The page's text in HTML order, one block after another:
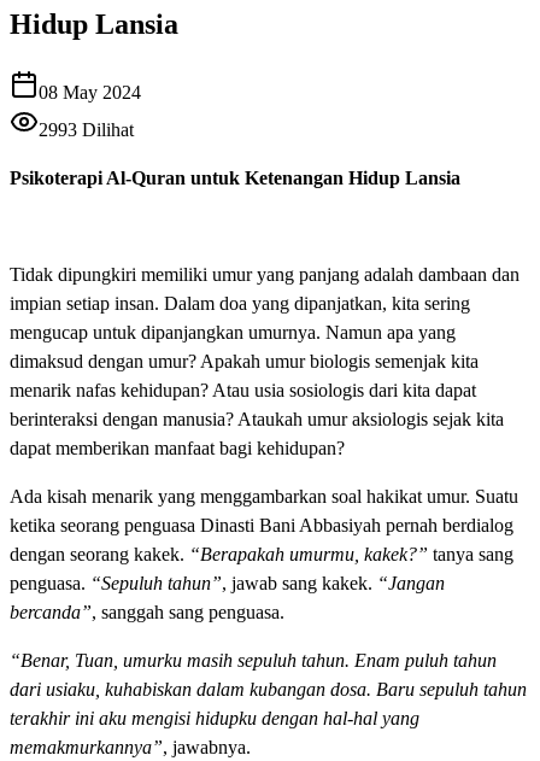
Hidup Lansia
08 May 2024
2993 Dilihat
Psikoterapi Al-Quran untuk Ketenangan Hidup Lansia
Tidak dipungkiri memiliki umur yang panjang adalah dambaan dan
impian setiap insan. Dalam doa yang dipanjatkan, kita sering
mengucap untuk dipanjangkan umurnya. Namun apa yang
dimaksud dengan umur? Apakah umur biologis semenjak kita
menarik nafas kehidupan? Atau usia sosiologis dari kita dapat
berinteraksi dengan manusia? Ataukah umur aksiologis sejak kita
dapat memberikan manfaat bagi kehidupan?
Ada kisah menarik yang menggambarkan soal hakikat umur. Suatu
ketika seorang penguasa Dinasti Bani Abbasiyah pernah berdialog
dengan seorang kakek. “Berapakah umurmu, kakek?” tanya sang
penguasa. “Sepuluh tahun”, jawab sang kakek. “Jangan
bercanda”, sanggah sang penguasa.
“Benar, Tuan, umurku masih sepuluh tahun. Enam puluh tahun
dari usiaku, kuhabiskan dalam kubangan dosa. Baru sepuluh tahun
terakhir ini aku mengisi hidupku dengan hal-hal yang
memakmurkannya”, jawabnya.